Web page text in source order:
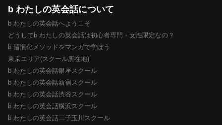
b わたしの英会話について
b わたしの英会話へようこそ
どうしてb わたしの英会話は初心者専門・女性限定なの？
b 習慣化メソッドをマンガで学ぼう
東京エリア(スクール所在地)
b わたしの英会話銀座スクール
b わたしの英会話新宿スクール
b わたしの英会話渋谷スクール
b わたしの英会話横浜スクール
b わたしの英会話二子玉川スクール